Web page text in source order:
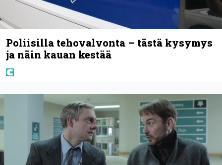
Poliisilla tehovalvonta – tästä kysymys
ja näin kauan kestää